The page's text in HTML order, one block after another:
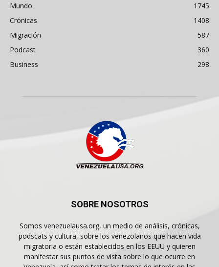
Mundo
1745
Crónicas
1408
Migración
587
Podcast
360
Business
298
SOBRE NOSOTROS
Somos venezuelausa.org, un medio de análisis, crónicas,
podscats y cultura, sobre los venezolanos que hacen vida
migratoria o están establecidos en los EEUU y quieren
manifestar sus puntos de vista sobre lo que ocurre en